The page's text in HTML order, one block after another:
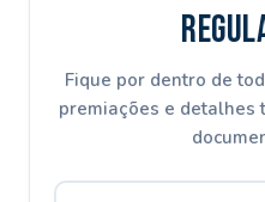
Fique por dentro de
premiações e detalhes